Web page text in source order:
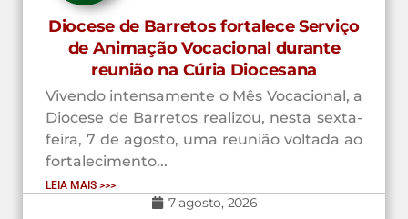
Diocese de Barretos fortalece Serviço
de Animação Vocacional durante
reunião na Cúria Diocesana
Vivendo intensamente o Mês Vocacional, a
Diocese de Barretos realizou, nesta sexta-
feira, 7 de agosto, uma reunião voltada ao
fortalecimento...
LEIA MAIS >>>
7 agosto, 2026